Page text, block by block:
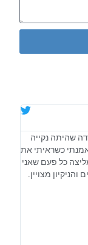
שהיתה נקייה
כשראיתי את
כל פעם שאני
מצויין.